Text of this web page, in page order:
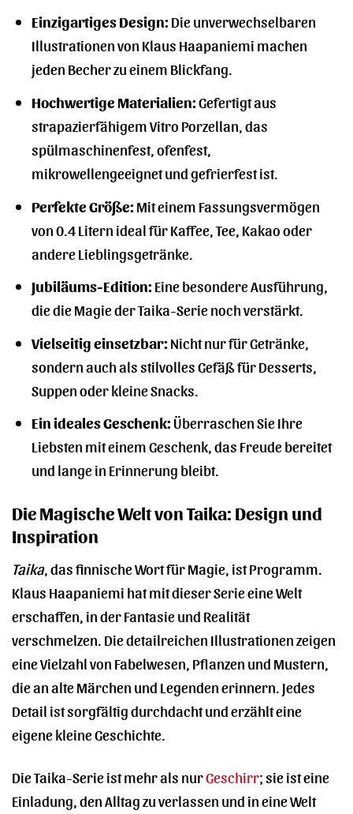
Einzigartiges Design:Die unverwechselbaren
Illustrationen von Klaus Haapaniemi machen
jeden Becher zu einem Blickfang.
Hochwertige Materialien:Gefertigt aus
strapazierfähigem Vitro Porzellan, das
spülmaschinenfest, ofenfest,
mikrowellengeeignet und gefrierfest ist.
Perfekte Größe:Mit einem Fassungsvermögen
von 0.4 Litern ideal für Kaffee, Tee, Kakao oder
andere Lieblingsgetränke.
Jubiläums-Edition:Eine besondere Ausführung,
die die Magie der Taika-Serie noch verstärkt.
Vielseitig einsetzbar:Nicht nur für Getränke,
sondern auch als stilvolles Gefäß für Desserts,
Suppen oder kleine Snacks.
Ein ideales Geschenk:Überraschen Sie Ihre
Liebsten mit einem Geschenk, das Freude bereitet
und lange in Erinnerung bleibt.
Die Magische Welt von Taika: Design und
Inspiration
Taika, das finnische Wort für Magie, ist Programm.
Klaus Haapaniemi hat mit dieser Serie eine Welt
erschaffen, in der Fantasie und Realität
verschmelzen. Die detailreichen Illustrationen zeigen
eine Vielzahl von Fabelwesen, Pflanzen und Mustern,
die an alte Märchen und Legenden erinnern. Jedes
Detail ist sorgfältig durchdacht und erzählt eine
eigene kleine Geschichte.
Die Taika-Serie ist mehr als nurGeschirr; sie ist eine
Einladung, den Alltag zu verlassen und in eine Welt